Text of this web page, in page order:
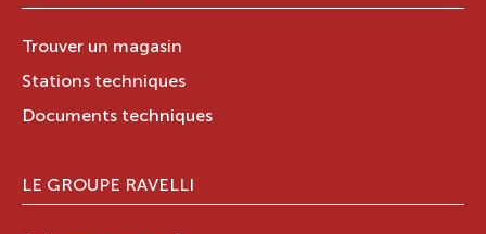
Trouver un magasin
Stations techniques
Documents techniques
LE GROUPE RAVELLI